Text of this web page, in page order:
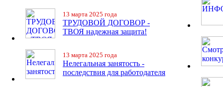
13 марта 2025 года
ТРУДОВОЙ ДОГОВОР -
ТВОЯ надежная защита!
13 марта 2025 года
Нелегальная занятость -
последствия для работодателя